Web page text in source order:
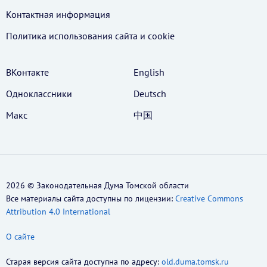
Контактная информация
Политика использования cайта и cookie
ВКонтакте
Одноклассники
Макс
English
Deutsch
中国
2026 © Законодательная Дума Томской области
Все материалы сайта доступны по лицензии: Creative Commons
Attribution 4.0 International
О сайте
Старая версия сайта доступна по адресу: old.duma.tomsk.ru